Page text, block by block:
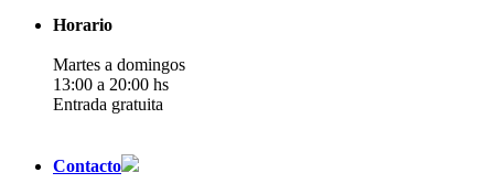
Horario
Martes a domingos
13:00 a 20:00 hs
Entrada gratuita
Contacto